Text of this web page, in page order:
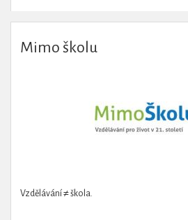
Mimo školu
Vzdělávání ≠ škola.